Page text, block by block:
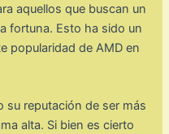
aquellos que buscan un
fortuna. Esto ha sido un
popularidad de AMD en
su reputación de ser más
alta. Si bien es cierto